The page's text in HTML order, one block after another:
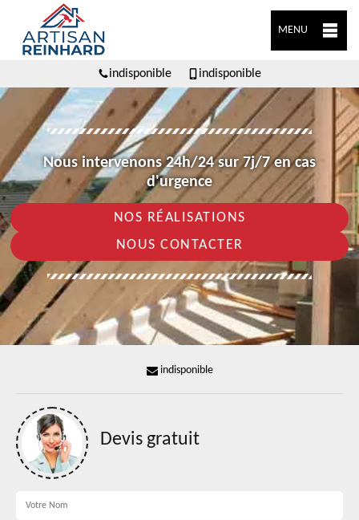
MENU
indisponible indisponible
Nous intervenons 24h/24 sur 7j/7 en cas
d'urgence
NOS RÉALISATIONS
NOUS CONTACTER
indisponible
Devis gratuit